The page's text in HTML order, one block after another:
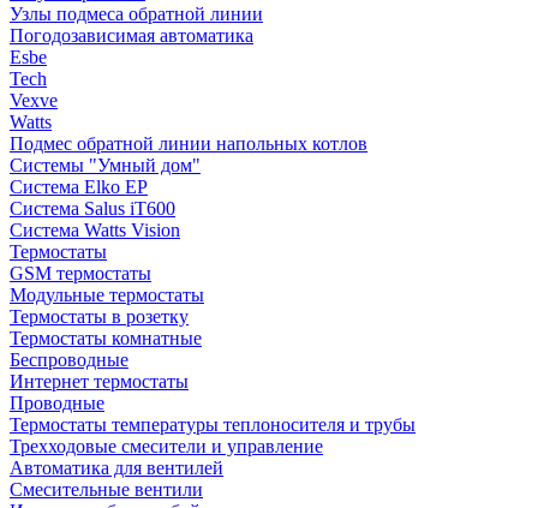
Узлы подмеса обратной линии
Погодозависимая автоматика
Esbe
Tech
Vexve
Watts
Подмес обратной линии напольных котлов
Системы "Умный дом"
Система Elko EP
Система Salus iT600
Система Watts Vision
Термостаты
GSM термостаты
Модульные термостаты
Термостаты в розетку
Термостаты комнатные
Беспроводные
Интернет термостаты
Проводные
Термостаты температуры теплоносителя и трубы
Трехходовые смесители и управление
Автоматика для вентилей
Смесительные вентили